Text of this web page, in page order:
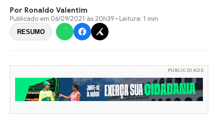
Por Ronaldo Valentim
Publicado em 06/09/2021 às 20h39 • Leitura: 1 min
RESUMO
PUBLICIDADE